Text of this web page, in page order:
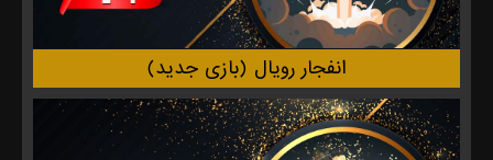
انفجار‌ رویال (بازی جدید)